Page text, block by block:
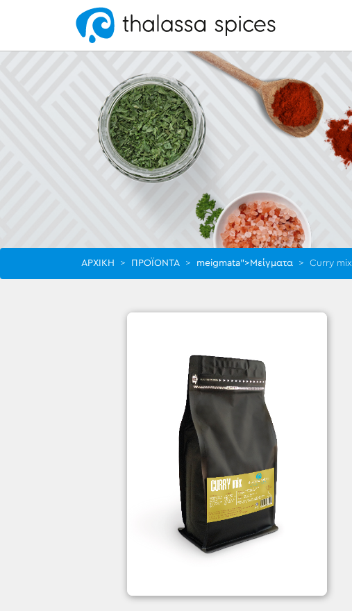
ΑΡΧΙΚΗ > ΠΡΟΪΟΝΤΑ > meigmata">Μείγματα > Curry mix